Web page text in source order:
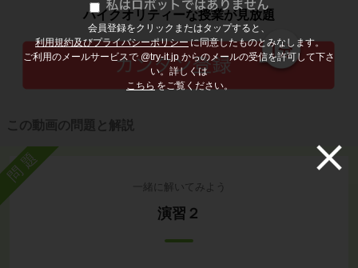
会員登録をクリックまたはタップすると、
利用規約及びプライバシーポリシーに同意したものとみなします。
ご利用のメールサービスで @try-it.jp からのメールの受信を許可して下さ
い。詳しくは
こちら をご覧ください。
ハイクオリティーな授業が見放題
この動画の問題と解説
問題
一緒に解いてみよう
演習２